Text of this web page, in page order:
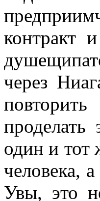
контракт
че­рез
проделать
один и тот
человека,
Увы, это